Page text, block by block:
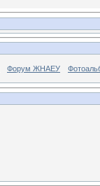
Форум ЖНАЕУ